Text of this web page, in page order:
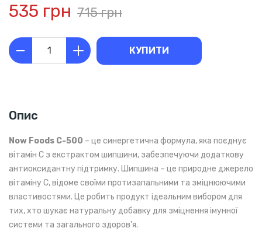
535 грн 715 грн
КУПИТИ
Опис
Now Foods C-500 – це синергетична формула, яка поєднує
вітамін C з екстрактом шипшини, забезпечуючи додаткову
антиоксидантну підтримку. Шипшина – це природне джерело
вітаміну C, відоме своїми протизапальними та зміцнюючими
властивостями. Це робить продукт ідеальним вибором для
тих, хто шукає натуральну добавку для зміцнення імунної
системи та загального здоров'я.